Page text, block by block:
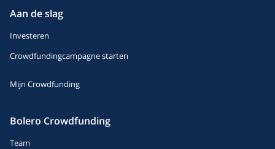
Aan de slag
Investeren
Crowdfundingcampagne starten
Mijn Crowdfunding
Bolero Crowdfunding
Team